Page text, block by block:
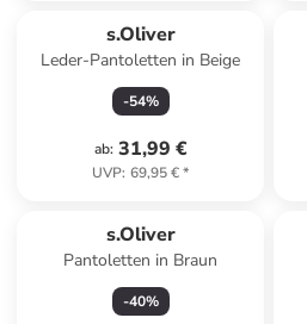
s.Oliver
Leder-Pantoletten in Beige
-54%
ab: 31,99 €
UVP: 69,95 €*
s.Oliver
Pantoletten in Braun
-40%